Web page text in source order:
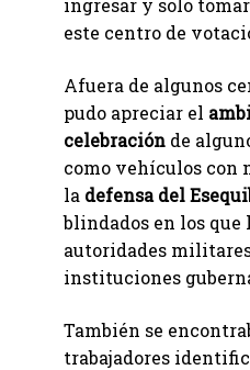
ingresar y solo
este centro de
Afuera de algunos
pudo apreciar el
celebración de
como vehículos con
la defensa del
blindados en los que
autoridades
instituciones
También se
trabajadores